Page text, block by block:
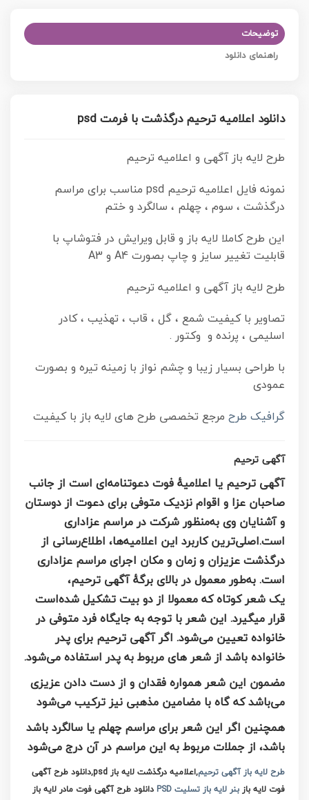
توضیحات
راهنمای دانلود
دانلود اعلامیه ترحیم درگذشت با فرمت psd
طرح لایه باز آگهی و اعلامیه ترحیم
نمونه فایل اعلامیه ترحیم psd مناسب برای مراسم
درگذشت ، سوم ، چهلم ، سالگرد و ختم
این طرح کاملا لایه باز و قابل ویرایش در فتوشاپ با
قابلیت تغییر سایز و چاپ بصورت A4 و A3
طرح لایه باز آگهی و اعلامیه ترحیم
تصاویر با کیفیت شمع ، گل ، قاب ، تهذیب ، کادر
اسلیمی ، پرنده و وکتور .
با طراحی بسیار زیبا و چشم نواز با زمینه تیره و بصورت
عمودی
گرافیک طرح مرجع تخصصی طرح های لایه باز با کیفیت
آگهی ترحیم
آگهی ترحیم یا اعلامیهٔ فوت دعوتنامه‌ای است از جانب
صاحبان عزا و اقوام نزدیک متوفی برای دعوت از دوستان
و آشنایان وی به‌منظور شرکت در مراسم عزاداری
است.اصلی‌ترین کاربرد این اعلامیه‌ها، اطلاع‌رسانی از
درگذشت عزیزان و زمان و مکان اجرای مراسم عزاداری
است. به‌طور معمول در بالای برگهٔ آگهی ترحیم،
یک شعر کوتاه که معمولا از دو بیت تشکیل شده‌است
قرار میگیرد. این شعر با توجه به جایگاه فرد متوفی در
خانواده تعیین می‌شود. اگر آگهی ترحیم برای پدر
خانواده باشد از شعر های مربوط به پدر استفاده می‌شود.
مضمون این شعر همواره فقدان و از دست دادن عزیزی
می‌باشد که گاه با مضامین مذهبی نیز ترکیب می‌شود
همچنین اگر این شعر برای مراسم چهلم یا سالگرد باشد
باشد، از جملات مربوط به این مراسم در آن درج می‌شود
طرح لایه باز آگهی ترحیم
,اعلامیه درگذشت لایه باز psd,دانلود طرح آگهی
فوت لایه باز بنر لایه باز تسلیت PSD
دانلود طرح آگهی فوت مادر لایه باز